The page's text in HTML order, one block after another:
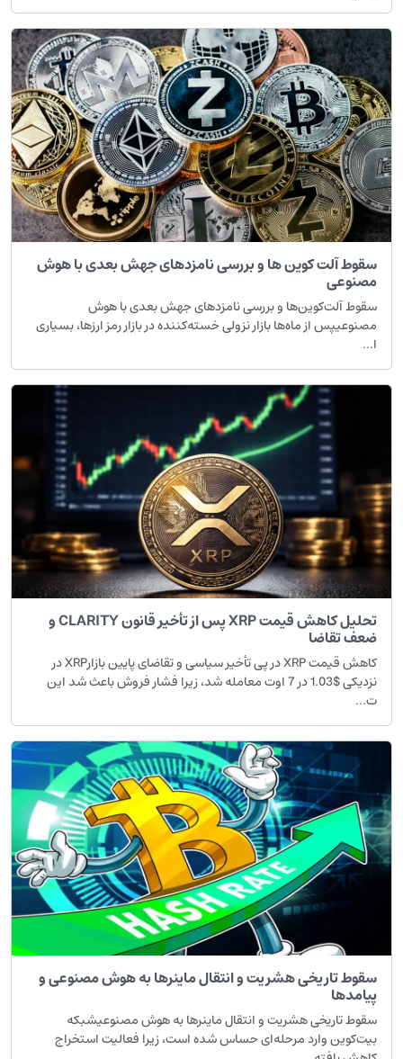
آلت کوین ها و بررسی نامزدهای جهش بعدی با هوش
آلت‌کوین‌ها و بررسی نامزدهای جهش بعدی با هوش
از ماه‌ها بازار نزولی خسته‌کننده در بازار رمز ارزها، بسیاری
تحلیل کاهش قیمت XRP پس از تأخیر قانون CLARITY و
تقاضا
کاهش قیمت XRP در پی تأخیر سیاسی و تقاضای پایین بازارXRP در
نزدیکی $1.03 در 7 اوت معامله شد، زیرا فشار فروش باعث شد این
تاریخی هشریت و انتقال ماینرها به هوش مصنوعی و
تاریخی هشریت و انتقال ماینرها به هوش مصنوعیشبکه
وارد مرحله‌ای حساس شده است، زیرا فعالیت استخراج